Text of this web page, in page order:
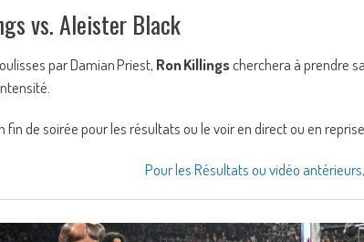
vs. Aleister Black
par Damian Priest, Ron Killingscherchera à prendre
fin de soirée pour les résultats ou le voir en direct ou en
Pour les Résultats ou vidéo